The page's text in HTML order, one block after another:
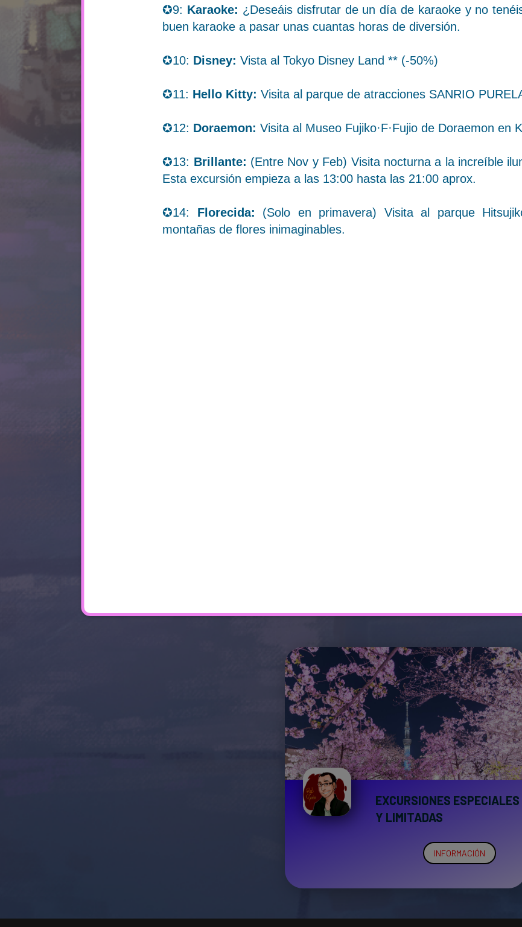
EXCURSIONES EN KYOTO
EXCURSIONES ESPECIALES
Y LIMITADAS
INFORMACIÓN
✪9: Karaoke: ¿Deseáis disfrutar de un día de karaoke y no
buen karaoke a pasar unas cuantas horas de diversión.
✪10: Disney: Vista al Tokyo Disney Land ** (-50%)
✪11: Hello Kitty: Visita al parque de atracciones SANRIO
✪12: Doraemon:Visita al Museo Fujiko·F·Fujio de Doraemon en
✪13: Brillante: (Entre Nov y Feb) Visita nocturna a la increíble
Esta excursión empieza a las 13:00 hasta las 21:00 aprox.
✪14: Florecida: (Solo en primavera) Visita al parque
montañas de flores inimaginables.